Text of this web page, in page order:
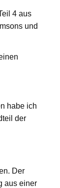
4 aus
und
habe ich
der
Der
aus einer